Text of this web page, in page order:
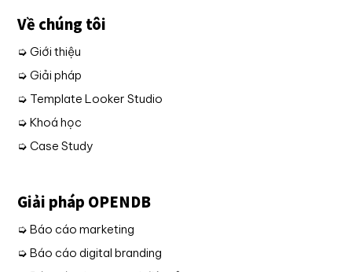
Về chúng tôi
➭ Giới thiệu
➭ Giải pháp
➭ Template Looker Studio
➭ Khoá học
➭ Case Study
Giải pháp OPENDB
➭ Báo cáo marketing
➭ Báo cáo digital branding